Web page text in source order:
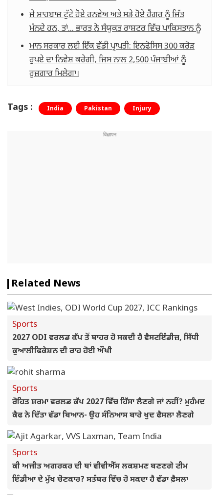
ਜੇ ਸ਼ਾਹਬਾਜ਼ ਟੁੱਟੇ ਹੋਏ ਰਨਵੇਅ ਅਤੇ ਸੜੇ ਹੋਏ ਹੈਂਗਰ ਨੂੰ ਜਿੱਤ
ਮੰਨਦੇ ਹਨ, ਤਾਂ... ਭਾਰਤ ਨੇ ਸੰਯੁਕਤ ਰਾਸ਼ਟਰ ਵਿੱਚ ਪਾਕਿਸਤਾਨ ਨੂੰ
ਮਾਨ ਸਰਕਾਰ ਲਈ ਇੱਕ ਵੱਡੀ ਪ੍ਰਾਪਤੀ: ਇਨਫੋਸਿਸ 300 ਕਰੋੜ
ਰੁਪਏ ਦਾ ਨਿਵੇਸ਼ ਕਰੇਗੀ, ਜਿਸ ਨਾਲ 2,500 ਪੰਜਾਬੀਆਂ ਨੂੰ
ਰੁਜ਼ਗਾਰ ਮਿਲੇਗਾ।
Tags : India Pakistan Injury
Related News
Sports
2027 ODI ਵਰਲਡ ਕੱਪ ਤੋਂ ਬਾਹਰ ਹੋ ਸਕਦੀ ਹੈ ਵੈਸਟਇੰਡੀਜ਼, ਸਿੱਧੀ
ਕੁਆਲੀਫਿਕੇਸ਼ਨ ਦੀ ਰਾਹ ਹੋਈ ਔਖੀ
Sports
ਰੋਹਿਤ ਸ਼ਰਮਾ ਵਰਲਡ ਕੱਪ 2027 ਵਿੱਚ ਹਿੱਸਾ ਲੈਣਗੇ ਜਾਂ ਨਹੀਂ? ਮੁਹੰਮਦ
ਕੈਫ ਨੇ ਦਿੱਤਾ ਵੱਡਾ ਬਿਆਨ- ਉਹ ਸੰਨਿਆਸ ਬਾਰੇ ਖੁਦ ਫੈਸਲਾ ਲੈਣਗੇ
Sports
ਕੀ ਅਜੀਤ ਅਗਰਕਰ ਦੀ ਥਾਂ ਵੀਵੀਐੱਸ ਲਕਸ਼ਮਣ ਬਣਣਗੇ ਟੀਮ
ਇੰਡੀਆ ਦੇ ਮੁੱਖ ਚੋਣਕਾਰ? ਸਤੰਬਰ ਵਿੱਚ ਹੋ ਸਕਦਾ ਹੈ ਵੱਡਾ ਫ਼ੈਸਲਾ